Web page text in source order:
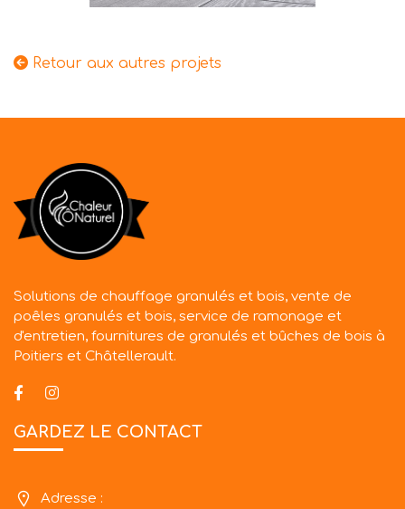
Retour aux autres projets
Solutions de chauffage granulés et bois, vente de
poêles granulés et bois, service de ramonage et
d'entretien, fournitures de granulés et bûches de bois à
Poitiers et Châtellerault.
GARDEZ LE CONTACT
Adresse :